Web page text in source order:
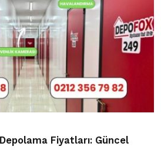
Fiyatları: Güncel